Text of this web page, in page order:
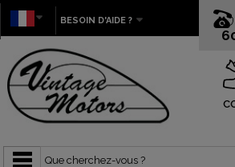
BESOIN D'AIDE ?